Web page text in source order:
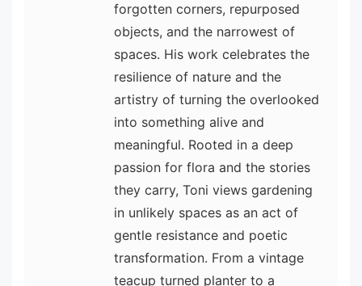
forgotten corners, repurposed
objects, and the narrowest of
spaces. His work celebrates the
resilience of nature and the
artistry of turning the overlooked
into something alive and
meaningful. Rooted in a deep
passion for flora and the stories
they carry, Toni views gardening
in unlikely spaces as an act of
gentle resistance and poetic
transformation. From a vintage
teacup turned planter to a